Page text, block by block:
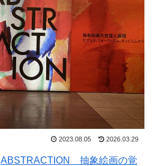
2023.08.05 2026.03.29
ABSTRACTION 抽象絵画の覚